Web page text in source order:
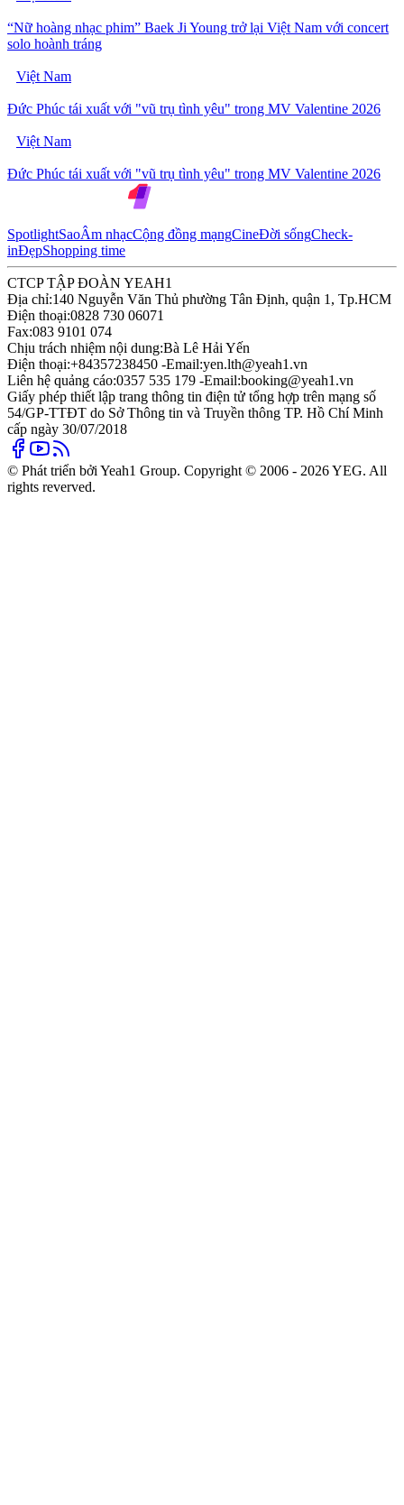
“Nữ hoàng nhạc phim” Baek Ji Young trở lại Việt Nam với concert
solo hoành tráng
Việt Nam
Đức Phúc tái xuất với "vũ trụ tình yêu" trong MV Valentine 2026
Việt Nam
Đức Phúc tái xuất với "vũ trụ tình yêu" trong MV Valentine 2026
SpotlightSaoÂm nhạcCộng đồng mạngCineĐời sốngCheck-
inĐẹpShopping time
CTCP TẬP ĐOÀN YEAH1
Địa chỉ:140 Nguyễn Văn Thủ phường Tân Định, quận 1, Tp.HCM
Điện thoại:0828 730 06071
Fax:083 9101 074
Chịu trách nhiệm nội dung:Bà Lê Hải Yến
Điện thoại:+84357238450 -Email:yen.lth@yeah1.vn
Liên hệ quảng cáo:0357 535 179 -Email:booking@yeah1.vn
Giấy phép thiết lập trang thông tin điện tử tổng hợp trên mạng số
54/GP-TTĐT do Sở Thông tin và Truyền thông TP. Hồ Chí Minh
cấp ngày 30/07/2018
© Phát triển bởi Yeah1 Group. Copyright © 2006 - 2026 YEG. All
rights reverved.